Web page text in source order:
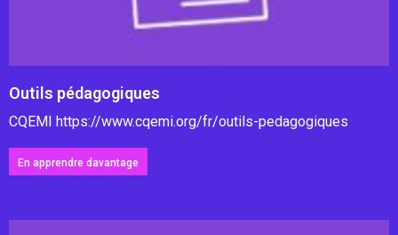
Outils pédagogiques
CQEMI https://www.cqemi.org/fr/outils-pedagogiques
En apprendre davantage